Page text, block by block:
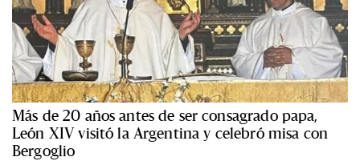
Más de 20 años antes de ser consagrado papa,
León XIV visitó la Argentina y celebró misa con
Bergoglio